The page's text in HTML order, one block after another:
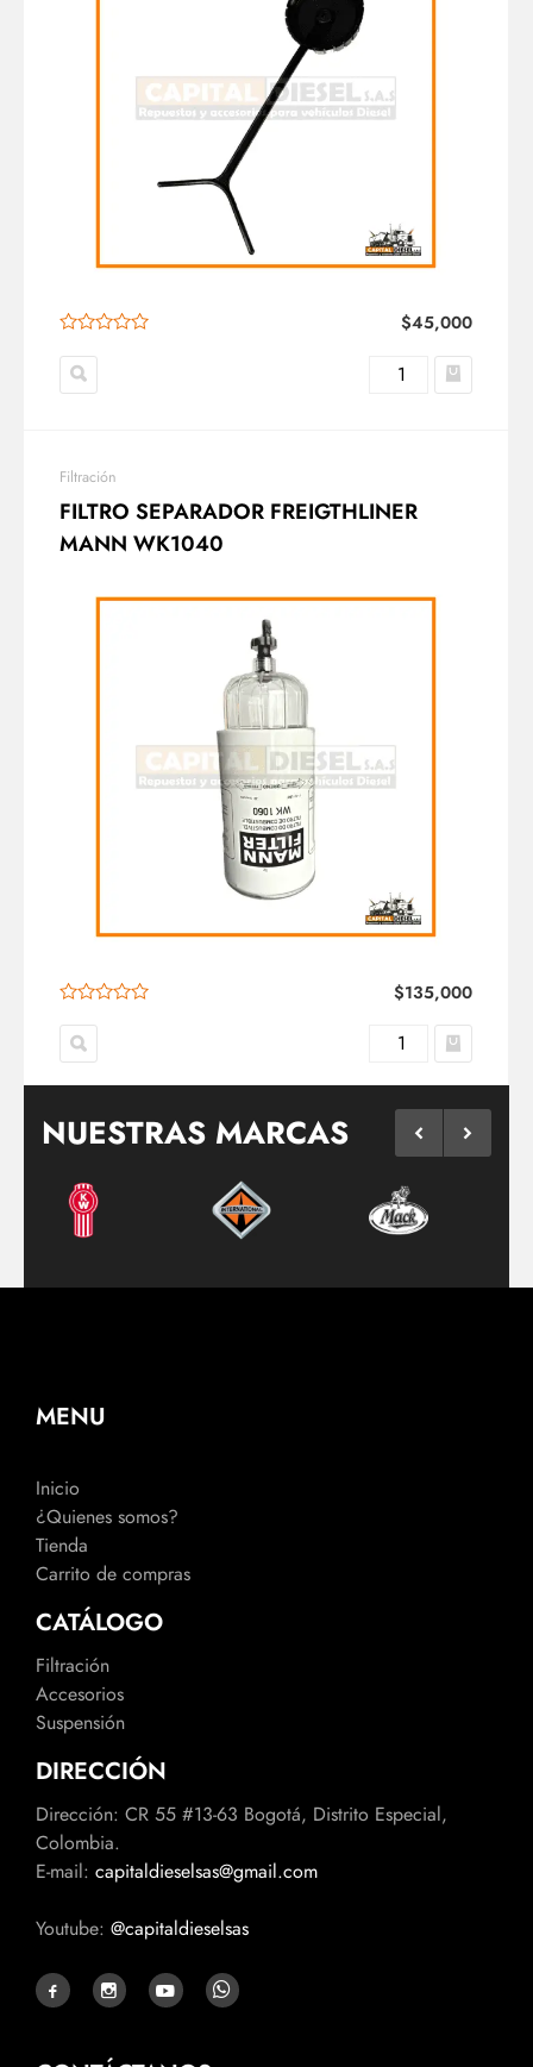
$45,000
Filtración
FILTRO SEPARADOR FREIGTHLINER
MANN WK1040
$135,000
NUESTRAS MARCAS
MENU
Inicio
¿Quienes somos?
Tienda
Carrito de compras
CATÁLOGO
Filtración
Accesorios
Suspensión
DIRECCIÓN
Dirección: CR 55 #13-63 Bogotá, Distrito Especial,
Colombia.
E-mail: capitaldieselsas@gmail.com
Youtube: @capitaldieselsas